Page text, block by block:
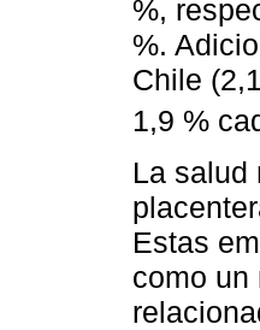
%,
%.
Chile
1,9 %
La salud
Estas
como un